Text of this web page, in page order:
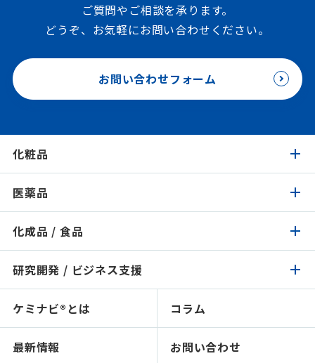
ご質問やご相談を承ります。
どうぞ、お気軽にお問い合わせください。
お問い合わせフォーム
化粧品
化粧品トップ
製品検索
イチオシ原料
認証 / サステナビリティ
感触で選ぶ
医薬品
医薬品トップ
製品検索
イチオシ原料
処方検索
化成品 / 食品
化成品 / 食品トップ
製品検索
ソリューション技術
研究開発 / ビジネス支援
研究開発 / ビジネス支援トップ
人材育成～開放研究室
ケミナビ®とは コラム
最新情報 お問い合わせ